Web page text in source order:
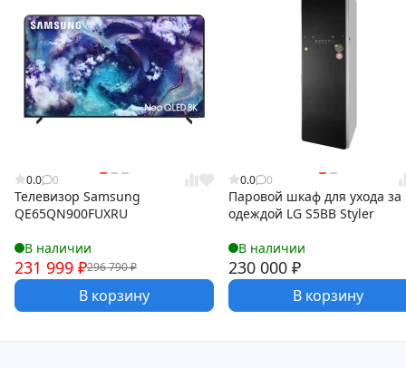
0.0 0
Телевизор Samsung
QE65QN900FUXRU
В наличии
296 790₽
231 999 ₽
В корзину
0.0 0
Паровой шкаф для ухода за
одеждой LG S5BB Styler
В наличии
230 000 ₽
В корзину